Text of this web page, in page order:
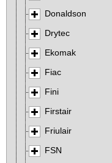
Donaldson
Drytec
Ekomak
Fiac
Fini
Firstair
Friulair
FSN